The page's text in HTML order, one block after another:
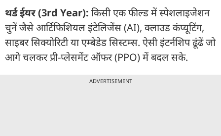
थर्ड ईयर (3rd Year): किसी एक फील्ड में स्पेशलाइजेशन
चुनें जैसे आर्टिफिशियल इंटेलिजेंस (AI), क्लाउड कंप्यूटिंग,
साइबर सिक्योरिटी या एम्बेडेड सिस्टम्स. ऐसी इंटर्नशिप ढूंढें जो
आगे चलकर प्री-प्लेसमेंट ऑफर (PPO) में बदल सके.
ADVERTISEMENT